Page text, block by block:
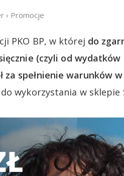
› Promocje
PKO BP, w której do
(czyli od wydatków
za spełnienie warunków
wykorzystania w sklepie